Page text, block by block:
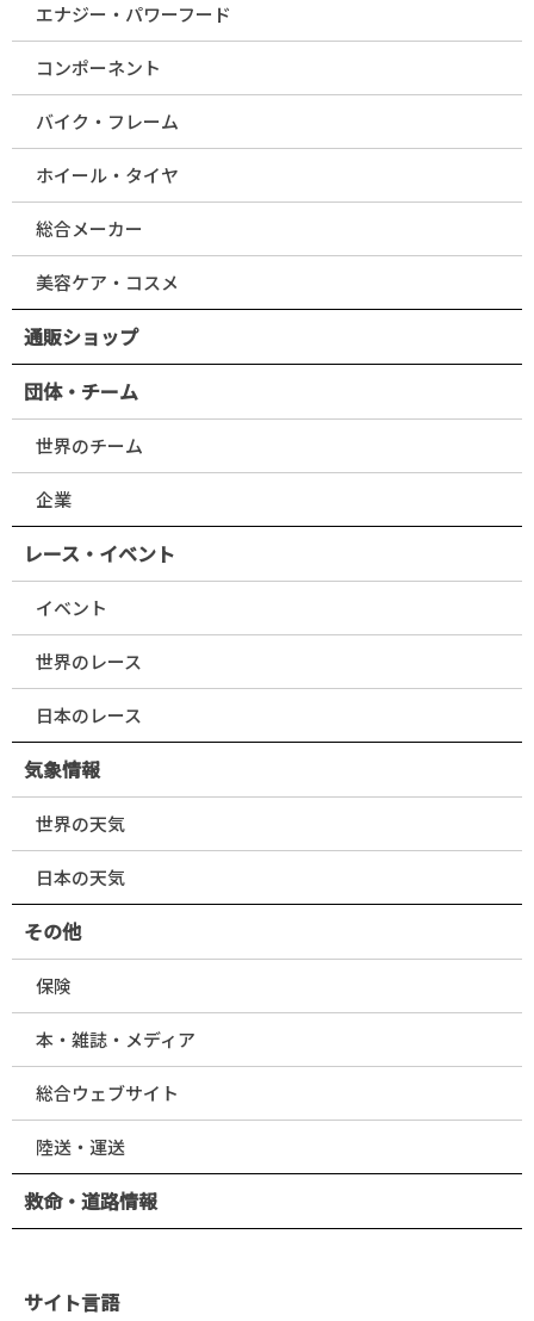
エナジー・パワーフード
コンポーネント
バイク・フレーム
ホイール・タイヤ
総合メーカー
美容ケア・コスメ
通販ショップ
団体・チーム
世界のチーム
企業
レース・イベント
イベント
世界のレース
日本のレース
気象情報
世界の天気
日本の天気
その他
保険
本・雑誌・メディア
総合ウェブサイト
陸送・運送
救命・道路情報
サイト言語